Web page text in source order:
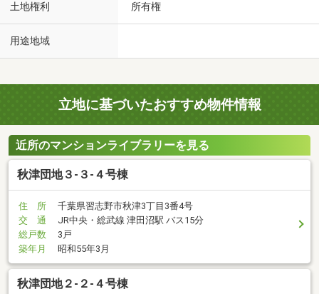
土地権利 所有権
用途地域
立地に基づいたおすすめ物件情報
近所のマンションライブラリーを見る
秋津団地３-３-４号棟
住 所
千葉県習志野市秋津3丁目3番4号
交 通
JR中央・総武線 津田沼駅 バス15分
総戸数
3戸
築年月
昭和55年3月
秋津団地２-２-４号棟